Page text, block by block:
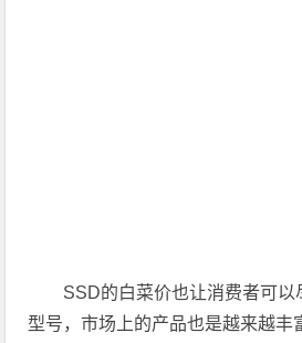
SSD的白菜价也让消费者可以
型号，市场上的产品也是越来越丰